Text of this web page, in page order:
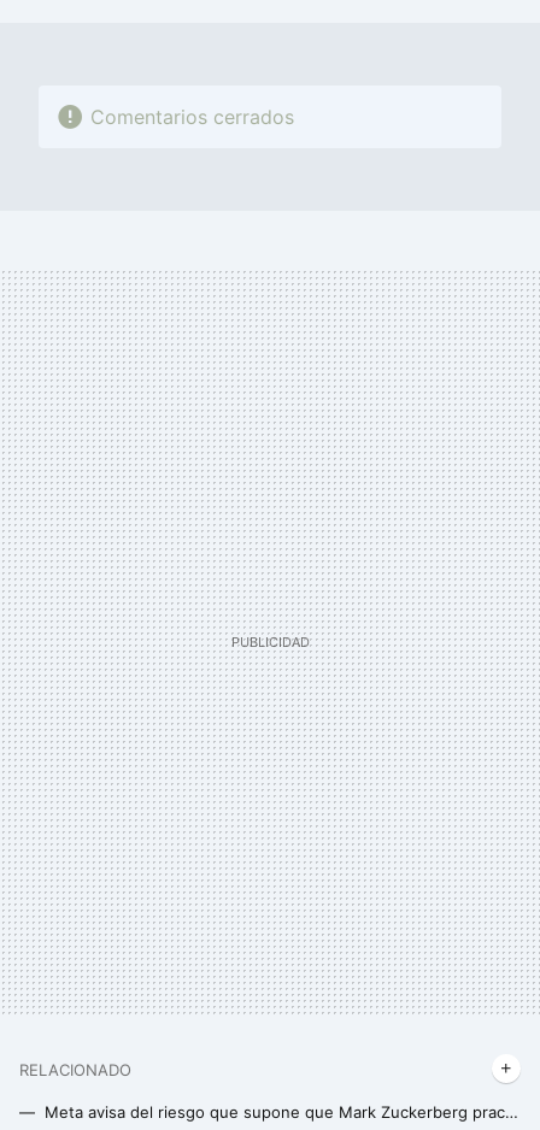
Comentarios cerrados
RELACIONADO
Meta avisa del riesgo que supone que Mark Zuckerberg practique deportes de riesgo